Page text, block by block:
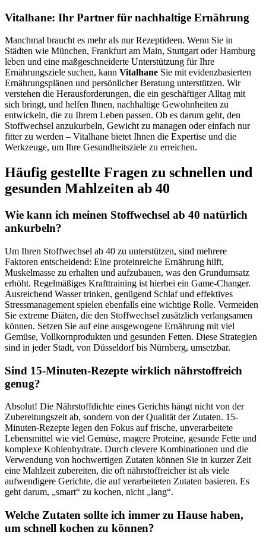
Vitalhane: Ihr Partner für nachhaltige Ernährung
Manchmal braucht es mehr als nur Rezeptideen. Wenn Sie in
Städten wie München, Frankfurt am Main, Stuttgart oder Hamburg
leben und eine maßgeschneiderte Unterstützung für Ihre
Ernährungsziele suchen, kann Vitalhane Sie mit evidenzbasierten
Ernährungsplänen und persönlicher Beratung unterstützen. Wir
verstehen die Herausforderungen, die ein geschäftiger Alltag mit
sich bringt, und helfen Ihnen, nachhaltige Gewohnheiten zu
entwickeln, die zu Ihrem Leben passen. Ob es darum geht, den
Stoffwechsel anzukurbeln, Gewicht zu managen oder einfach nur
fitter zu werden – Vitalhane bietet Ihnen die Expertise und die
Werkzeuge, um Ihre Gesundheitsziele zu erreichen.
Häufig gestellte Fragen zu schnellen und
gesunden Mahlzeiten ab 40
Wie kann ich meinen Stoffwechsel ab 40 natürlich
ankurbeln?
Um Ihren Stoffwechsel ab 40 zu unterstützen, sind mehrere
Faktoren entscheidend: Eine proteinreiche Ernährung hilft,
Muskelmasse zu erhalten und aufzubauen, was den Grundumsatz
erhöht. Regelmäßiges Krafttraining ist hierbei ein Game-Changer.
Ausreichend Wasser trinken, genügend Schlaf und effektives
Stressmanagement spielen ebenfalls eine wichtige Rolle. Vermeiden
Sie extreme Diäten, die den Stoffwechsel zusätzlich verlangsamen
können. Setzen Sie auf eine ausgewogene Ernährung mit viel
Gemüse, Vollkornprodukten und gesunden Fetten. Diese Strategien
sind in jeder Stadt, von Düsseldorf bis Nürnberg, umsetzbar.
Sind 15-Minuten-Rezepte wirklich nährstoffreich
genug?
Absolut! Die Nährstoffdichte eines Gerichts hängt nicht von der
Zubereitungszeit ab, sondern von der Qualität der Zutaten. 15-
Minuten-Rezepte legen den Fokus auf frische, unverarbeitete
Lebensmittel wie viel Gemüse, magere Proteine, gesunde Fette und
komplexe Kohlenhydrate. Durch clevere Kombinationen und die
Verwendung von hochwertigen Zutaten können Sie in kurzer Zeit
eine Mahlzeit zubereiten, die oft nährstoffreicher ist als viele
aufwendigere Gerichte, die auf verarbeiteten Zutaten basieren. Es
geht darum, „smart“ zu kochen, nicht „lang“.
Welche Zutaten sollte ich immer zu Hause haben,
um schnell kochen zu können?